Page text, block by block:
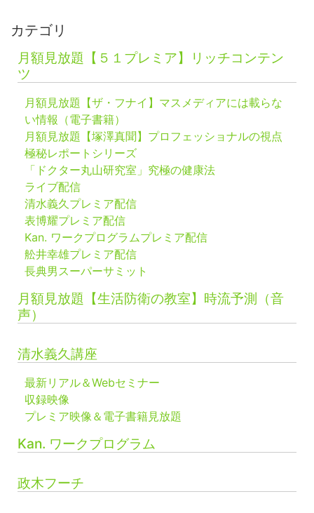
カテゴリ
月額見放題【５１プレミア】リッチコンテン
ツ
月額見放題【ザ・フナイ】マスメディアには載らな
い情報（電子書籍）
月額見放題【塚澤真聞】プロフェッショナルの視点
極秘レポートシリーズ
「ドクター丸山研究室」究極の健康法
ライブ配信
清水義久プレミア配信
表博耀プレミア配信
Kan. ワークプログラムプレミア配信
舩井幸雄プレミア配信
長典男スーパーサミット
月額見放題【生活防衛の教室】時流予測（音
声）
清水義久講座
最新リアル＆Webセミナー
収録映像
プレミア映像＆電子書籍見放題
Kan. ワークプログラム
政木フーチ